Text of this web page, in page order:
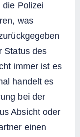
die Polizei
was
Status des
immer ist es
handelt es
bei der
Absicht oder
einen